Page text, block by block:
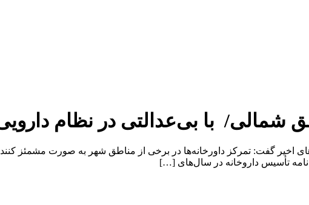
شمالی/ با بی‌عدالتی در نظام
اخیر گفت: تمرکز داورخانه‌ها در برخی از مناطق شهر به صورت مشمئز
نامه تأسیس داروخانه در سال‌های […]